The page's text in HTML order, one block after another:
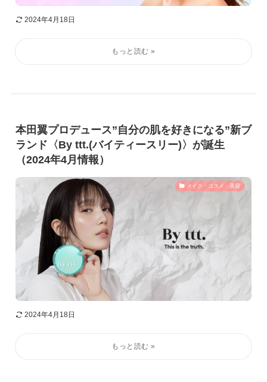
2024年4月18日
本田翼プロデュース”自分の肌を好きになる”新ブ
ランド〈By ttt.(バイティースリー)〉が誕生
（2024年4月情報）
メイク・コスメ・美容
2024年4月18日